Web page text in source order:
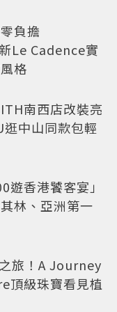
負擔
Le Cadence實
格
南西店改裝亮
逛中山同款包輕
遊香港饕客宴」
林、亞洲第一
旅！A Journey
級珠寶看見植